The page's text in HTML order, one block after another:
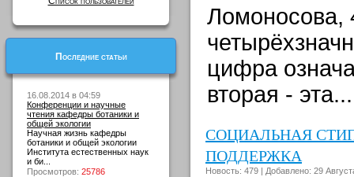
Последние статьи
16.08.2014 в 04:59
Конференции и научные
чтения кафедры ботаники и
общей экологии
Научная жизнь кафедры
ботаники и общей экологии
Института естественных наук
и би...
Просмотров: 25786
Ломоносова,
цифра
вторая -
СОЦИАЛЬНАЯ
ПОДДЕРЖКА
Новость: 479 | Добавлено: 29